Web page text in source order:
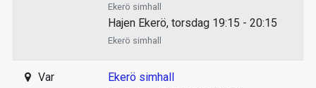
Ekerö simhall
Hajen Ekerö, torsdag 19:15 - 20:15
Ekerö simhall
Var Ekerö simhall